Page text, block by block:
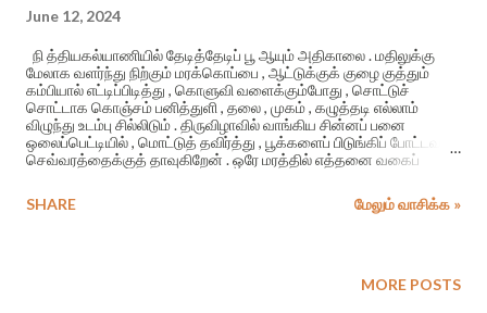
June 12, 2024
நி த்தியகல்யாணியில் தேடித்தேடிப் பூ ஆயும் அதிகாலை . மதிலுக்கு
மேலாக வளர்ந்து நிற்கும் மரக்கொப்பை , ஆட்டுக்குக் குழை குத்தும்
கம்பியால் எட்டிப்பிடித்து , கொளுவி வளைக்கும்போது , சொட்டுச்
சொட்டாக கொஞ்சம் பனித்துளி , தலை , முகம் , கழுத்தடி எல்லாம்
விழுந்து உடம்பு சில்லிடும் . திருவிழாவில் வாங்கிய சின்னப் பனை
ஒலைப்பெட்டியில் , மொட்டுத் தவிர்த்து , பூக்களைப் பிடுங்கிப் போட்டவாறு
செவ்வரத்தைக்குத் தாவுகிறேன் . ஒரே மரத்தில் எத்தனை வகைப்
தோட்டத்தில் நின்ற கனகாம்பரம் , ரோசா , கடதாசிப்பூ மரங்களில் கை
வைப்பதில்லை . பேப்பர் பூ சாமிக்கு வைக்கக்கூடாது . கனகாம்பரம்
SHARE மேலும் வாசிக்க »
MORE POSTS